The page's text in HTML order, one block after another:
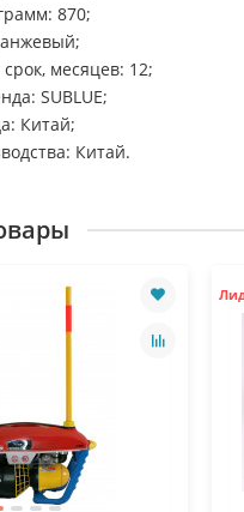
870;
месяцев: 12;
SUBLUE;
Китай;
Китай.